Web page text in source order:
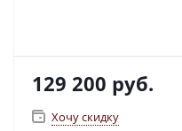
129 200 руб.
Хочу скидку